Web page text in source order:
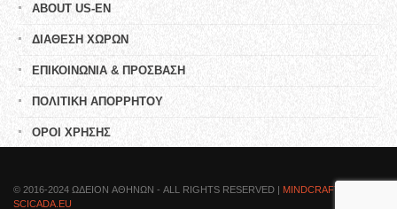
ABOUT US-EN
ΔΙΑΘΕΣΗ ΧΩΡΩΝ
ΕΠΙΚΟΙΝΩΝΙΑ & ΠΡΟΣΒΑΣΗ
ΠΟΛΙΤΙΚΗ ΑΠΟΡΡΗΤΟΥ
ΟΡΟΙ ΧΡΗΣΗΣ
© 2016-2024 ΩΔΕΙΟN ΑΘΗΝΩΝ - ALL RIGHTS RESERVED | MINDCRAFTED BY
SCICADA.EU